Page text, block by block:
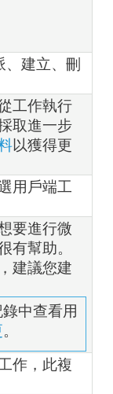
、建立、刪
工作執行
取進一步
以獲得更
用戶端工
要進行微
有幫助。
建議您建
中查看用
。
作，此複